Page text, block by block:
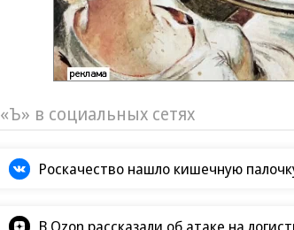
«Ъ» в социальных сетях
Роскачество нашло кишечную